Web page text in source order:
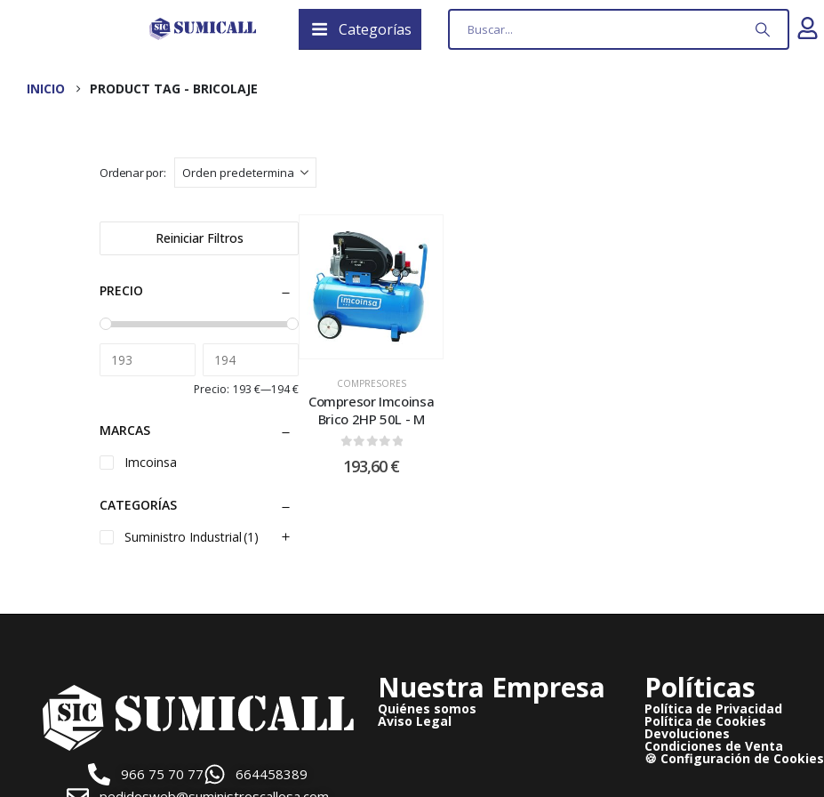
Categorías
INICIO PRODUCT TAG - BRICOLAJE
Ordenar por:
Reiniciar Filtros
PRECIO
Precio: 193 €—194 €
MARCAS
Imcoinsa
CATEGORÍAS
Suministro Industrial(1)
COMPRESORES
Compresor Imcoinsa
Brico 2HP 50L - M
193,60€
966 75 70 77
664458389
Nuestra Empresa
Quiénes somos
Aviso Legal
Políticas
Política de Privacidad
Política de Cookies
Devoluciones
Condiciones de Venta
🍪 Configuración de Cookies